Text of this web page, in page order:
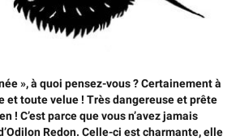
», à quoi pensez-vous ? Certainement à
et toute velue ! Très dangereuse et prête
! C’est parce que vous n’avez jamais
Redon. Celle-ci est charmante, elle